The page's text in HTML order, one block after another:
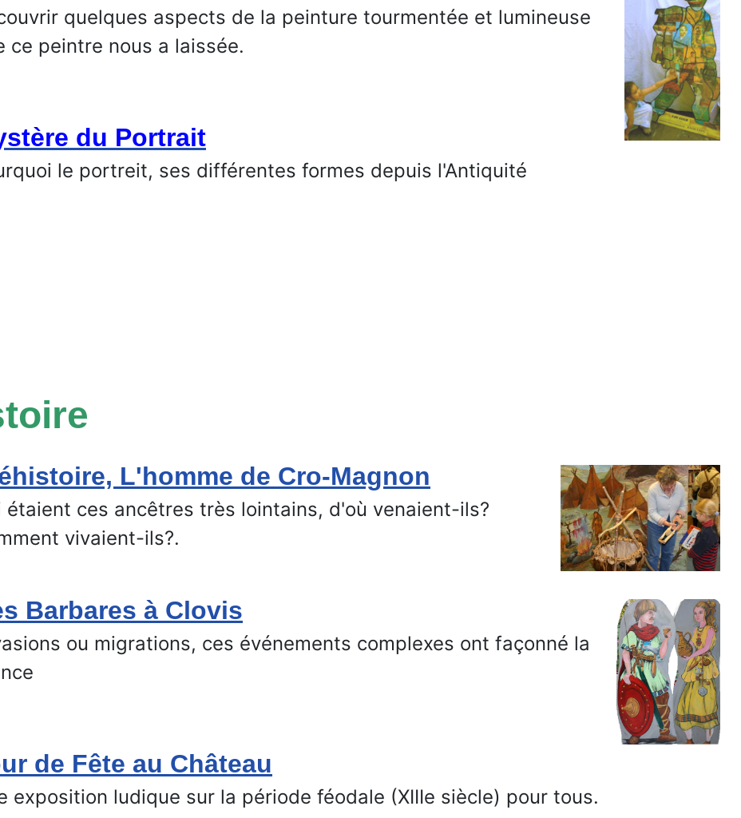
quelques aspects de la peinture tourmentée et lumineuse
ce peintre nous a laissée.
du Portrait
le portreit, ses différentes formes depuis l'Antiquité
L'homme de Cro-Magnon
étaient ces ancêtres très lointains, d'où venaient-ils?
vivaient-ils?.
Barbares à Clovis
ou migrations, ces événements complexes ont façonné la
de Fête au Château
exposition ludique sur la période féodale (XIIIe siècle) pour tous.